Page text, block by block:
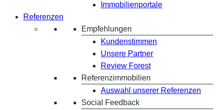
Immobilienportale
Referenzen
Empfehlungen
Kundenstimmen
Unsere Partner
Review Forest
Referenzimmobilien
Auswahl unserer Referenzen
Social Feedback